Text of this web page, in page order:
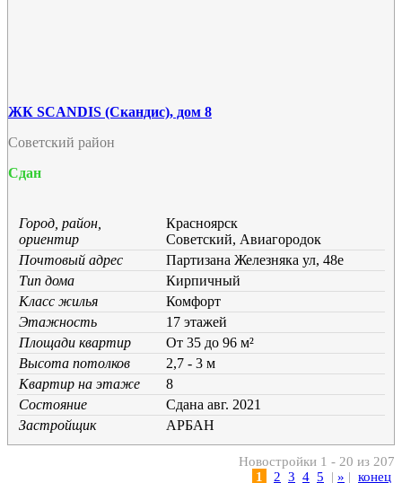
ЖК SCANDIS (Скандис), дом 8
Советский район
Сдан
Город, район,
ориентир
Красноярск
Советский, Авиагородок
Почтовый адрес
Партизана Железняка ул, 48е
Тип дома
Кирпичный
Класс жилья
Комфорт
Этажность
17 этажей
Площади квартир
От 35 до 96 м²
Высота потолков
2,7 - 3 м
Квартир на этаже
8
Состояние
Cдана авг. 2021
Застройщик
АРБАН
Новостройки 1 - 20 из 207
1
2 3 4 5 | » | конец